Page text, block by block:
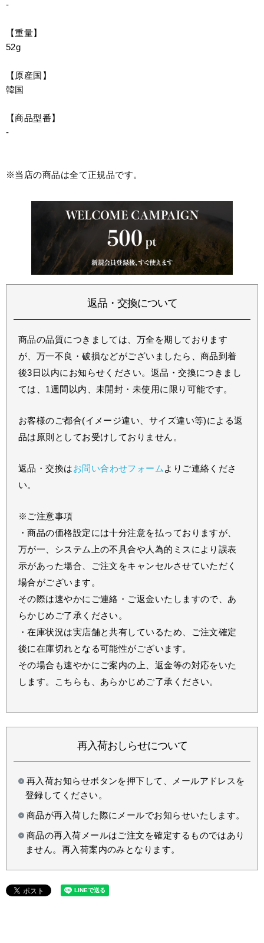
-
【重量】
52g
【原産国】
韓国
【商品型番】
-
※当店の商品は全て正規品です。
返品・交換について
商品の品質につきましては、万全を期しております
が、万一不良・破損などがございましたら、商品到着
後3日以内にお知らせください。返品・交換につきまし
ては、1週間以内、未開封・未使用に限り可能です。
お客様のご都合(イメージ違い、サイズ違い等)による返
品は原則としてお受けしておりません。
返品・交換はお問い合わせフォーム よりご連絡くださ
い。
※ご注意事項
・商品の価格設定には十分注意を払っておりますが、
万が一、システム上の不具合や人為的ミスにより誤表
示があった場合、ご注文をキャンセルさせていただく
場合がございます。
その際は速やかにご連絡・ご返金いたしますので、あ
らかじめご了承ください。
・在庫状況は実店舗と共有しているため、ご注文確定
後に在庫切れとなる可能性がございます。
その場合も速やかにご案内の上、返金等の対応をいた
します。こちらも、あらかじめご了承ください。
再入荷おしらせについて
再入荷お知らせボタンを押下して、メールアドレスを
登録してください。
商品が再入荷した際にメールでお知らせいたします。
商品の再入荷メールはご注文を確定するものではあり
ません。再入荷案内のみとなります。